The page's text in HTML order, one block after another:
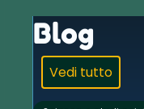
Blog
Vedi tutto